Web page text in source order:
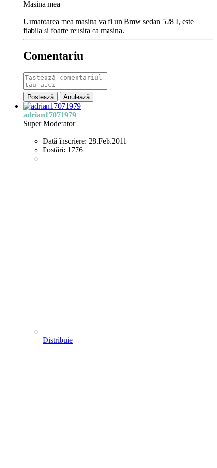
Masina mea
Urmatoarea mea masina va fi un Bmw sedan 528 I, este
fiabila si foarte reusita ca masina.
Comentariu
Postează Anulează
adrian17071979
Super Moderator
Dată înscriere: 28.Feb.2011
Postări: 1776
Distribuie